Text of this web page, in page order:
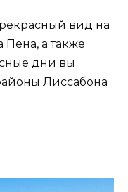
вид на
а также
дни вы
Лиссабона